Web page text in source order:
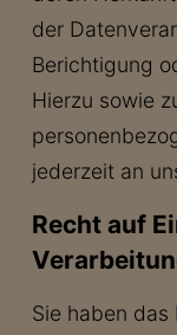
der
Berichtigung
Hierzu sowie
jederzeit an
Recht auf
Sie haben das